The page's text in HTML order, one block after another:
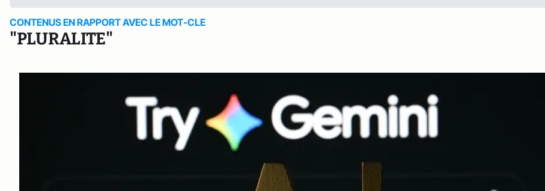
CONTENUS EN RAPPORT AVEC LE MOT-CLE
"PLURALITE"